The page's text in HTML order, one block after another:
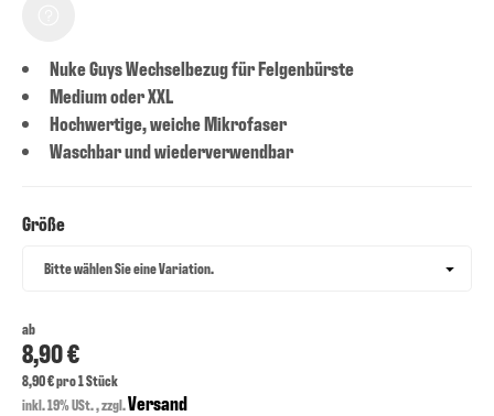
Nuke Guys Wechselbezug für Felgenbürste
Medium oder XXL
Hochwertige, weiche Mikrofaser
Waschbar und wiederverwendbar
Größe
Bitte wählen Sie eine Variation.
ab
8,90 €
8,90 € pro 1 Stück
inkl. 19% USt. , zzgl.Versand